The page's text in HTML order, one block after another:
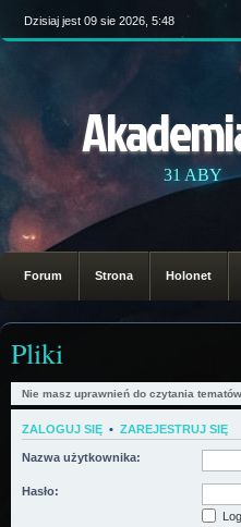
Dzisiaj jest 09 sie 2026, 5:48
31 ABY
Forum Strona Holonet
Pliki
Nie masz uprawnień do czytania
ZALOGUJ SIĘ • ZAREJESTRUJ SIĘ
Nazwa użytkownika:
Hasło: